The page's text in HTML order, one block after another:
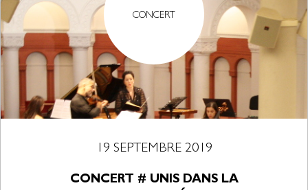
CONCERT
19 SEPTEMBRE 2019
CONCERT # UNIS DANS LA